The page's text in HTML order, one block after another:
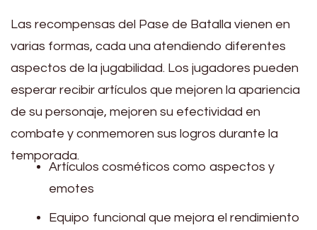
Las recompensas del Pase de Batalla vienen en
varias formas, cada una atendiendo diferentes
aspectos de la jugabilidad. Los jugadores pueden
esperar recibir artículos que mejoren la apariencia
de su personaje, mejoren su efectividad en
combate y conmemoren sus logros durante la
temporada.
Artículos cosméticos como aspectos y
emotes
Equipo funcional que mejora el rendimiento